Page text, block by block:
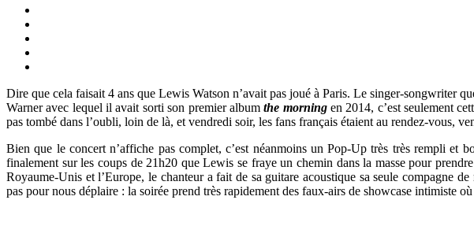
Dire que cela faisait 4 ans que Lewis Watson n’avait pas joué à Paris. Le singer-songwriter
Warner avec lequel il avait sorti son premier albumthe morningen 2014, c’est seulement
pas tombé dans l’oubli, loin de là, et vendredi soir, les fans français étaient au rendez-vous,
Bien que le concert n’affiche pas complet, c’est néanmoins un Pop-Up très très rempli et
finalement sur les coups de 21h20 que Lewis se fraye un chemin dans la masse pour
Royaume-Unis et l’Europe, le chanteur a fait de sa guitare acoustique sa seule compagne
pas pour nous déplaire : la soirée prend très rapidement des faux-airs de showcase intimiste